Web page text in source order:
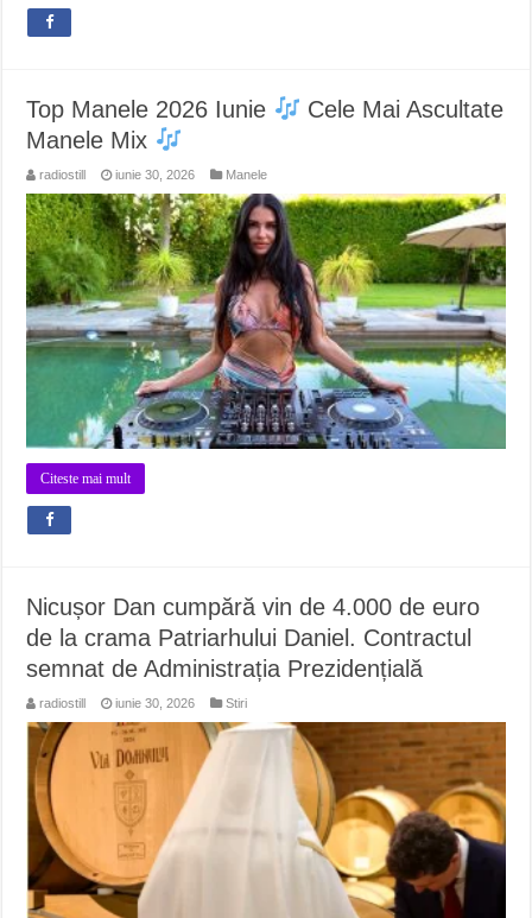
Top Manele 2026 Iunie
Cele Mai Ascultate
Manele Mix
radiostill iunie 30, 2026 Manele
Citeste mai mult
Nicușor Dan cumpără vin de 4.000 de euro
de la crama Patriarhului Daniel. Contractul
semnat de Administrația Prezidențială
radiostill iunie 30, 2026 Stiri